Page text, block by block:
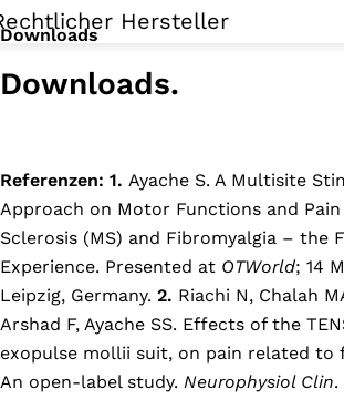
Hersteller
Downloads
Downloads.
Referenzen: 1. Ayache S. A Multisite
Approach on Motor Functions and
Sclerosis (MS) and Fibromyalgia – the
Experience. Presented at OTWorld; 14
Leipzig, Germany. 2. Riachi N, Chalah
Arshad F, Ayache SS. Effects of the
exopulse mollii suit, on pain related to
An open-label study. Neurophysiol Clin.